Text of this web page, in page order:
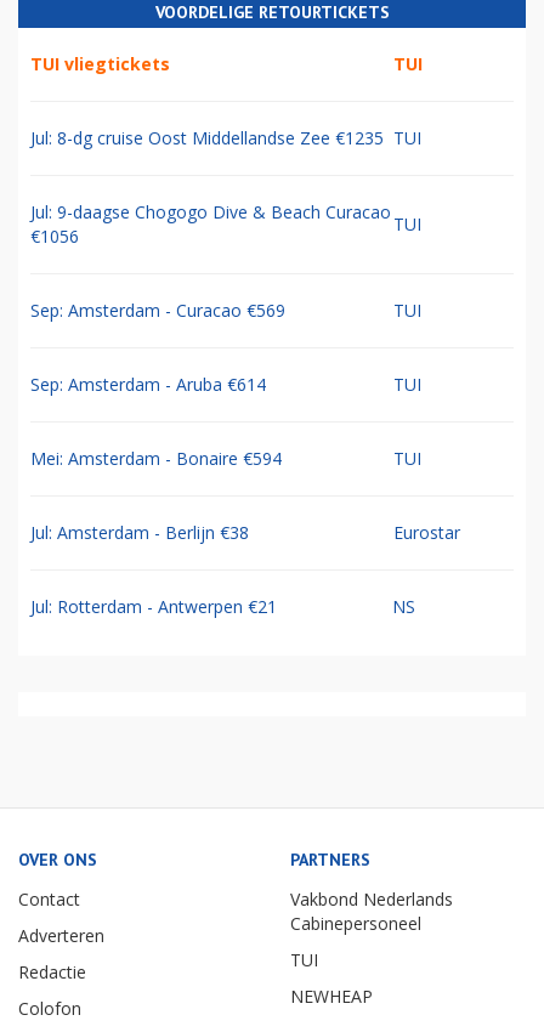
VOORDELIGE RETOURTICKETS
TUI vliegtickets TUI
Jul: 8-dg cruise Oost Middellandse Zee €1235 TUI
Jul: 9-daagse Chogogo Dive & Beach Curacao
€1056
TUI
Sep: Amsterdam - Curacao €569 TUI
Sep: Amsterdam - Aruba €614 TUI
Mei: Amsterdam - Bonaire €594 TUI
Jul: Amsterdam - Berlijn €38 Eurostar
Jul: Rotterdam - Antwerpen €21 NS
OVER ONS
Contact
Adverteren
Redactie
Colofon
PARTNERS
Vakbond Nederlands
Cabinepersoneel
TUI
NEWHEAP